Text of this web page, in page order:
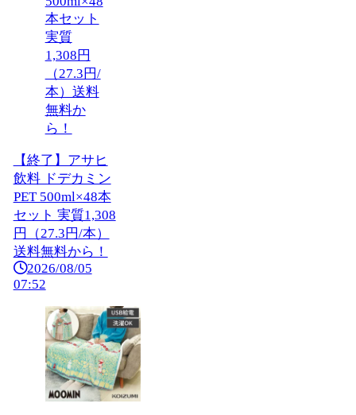
【終了】アサヒ
飲料 ドデカミン
PET 500ml×48本
セット 実質1,308
円（27.3円/本）
送料無料から！
2026/08/05
07:52